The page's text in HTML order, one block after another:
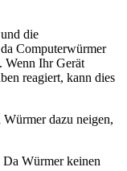
die
Computerwürmer
Wenn Ihr Gerät
reagiert, kann dies
dazu neigen,
Würmer keinen